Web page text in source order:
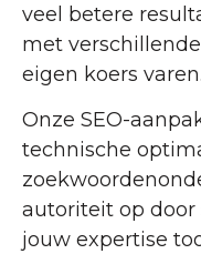
veel betere
met
eigen koers varen.
Onze SEO-
technische
autoriteit op
jouw expertise